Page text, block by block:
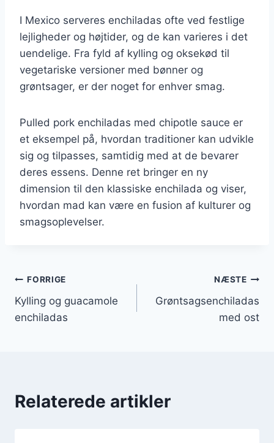
I Mexico serveres enchiladas ofte ved festlige
lejligheder og højtider, og de kan varieres i det
uendelige. Fra fyld af kylling og oksekød til
vegetariske versioner med bønner og
grøntsager, er der noget for enhver smag.
Pulled pork enchiladas med chipotle sauce er
et eksempel på, hvordan traditioner kan udvikle
sig og tilpasses, samtidig med at de bevarer
deres essens. Denne ret bringer en ny
dimension til den klassiske enchilada og viser,
hvordan mad kan være en fusion af kulturer og
smagsoplevelser.
Indlægsnavigation
FORRIGE
Kylling og guacamole
enchiladas
NÆSTE
Grøntsagsenchiladas
med ost
Relaterede artikler